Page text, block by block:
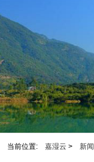
当前位置: 嘉湿云 > 新